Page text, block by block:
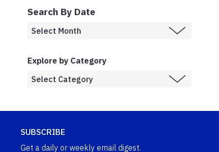
Search By Date
Explore by Category
SUBSCRIBE
Get a daily or weekly email digest.